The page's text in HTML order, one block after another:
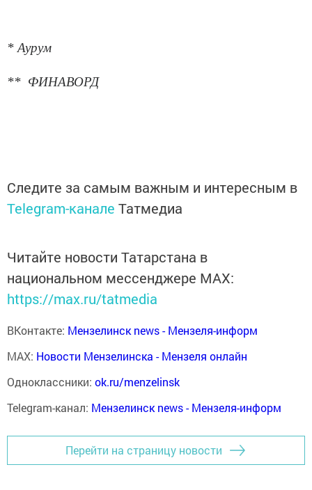
* Аурум
** ФИНАВОРД
Следите за самым важным и интересным в
Telegram-канале Татмедиа
Читайте новости Татарстана в
национальном мессенджере MАХ:
https://max.ru/tatmedia
ВКонтакте: Мензелинск news - Мензеля-информ
MAX: Новости Мензелинска - Мензеля онлайн
Одноклассники: ok.ru/menzelinsk
Telegram-канал: Мензелинск news - Мензеля-информ
Перейти на страницу новости